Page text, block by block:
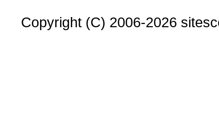
Copyright (C) 2006-2026